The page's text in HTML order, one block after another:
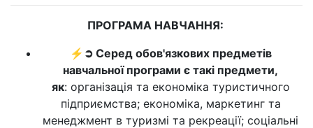
ПРОГРАМА НАВЧАННЯ:
⚡➲ Серед обов'язкових предметів
навчальної програми є такі предмети,
як: організація та економіка туристичного
підприємства; економіка, маркетинг та
менеджмент в туризмі та рекреації; соціальні